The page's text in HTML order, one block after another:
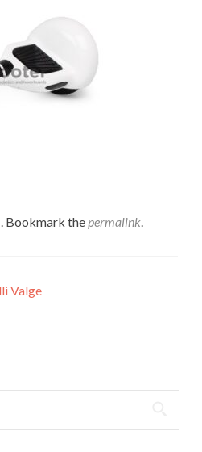
Bookmark thepermalink.
Valge